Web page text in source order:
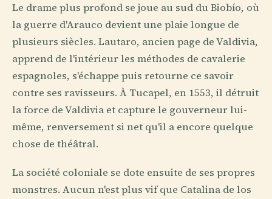
Le drame plus profond se joue au sud du Biobío, où
la guerre d'Arauco devient une plaie longue de
plusieurs siècles. Lautaro, ancien page de Valdivia,
apprend de l'intérieur les méthodes de cavalerie
espagnoles, s'échappe puis retourne ce savoir
contre ses ravisseurs. À Tucapel, en 1553, il détruit
la force de Valdivia et capture le gouverneur lui-
même, renversement si net qu'il a encore quelque
chose de théâtral.
La société coloniale se dote ensuite de ses propres
monstres. Aucun n'est plus vif que Catalina de los